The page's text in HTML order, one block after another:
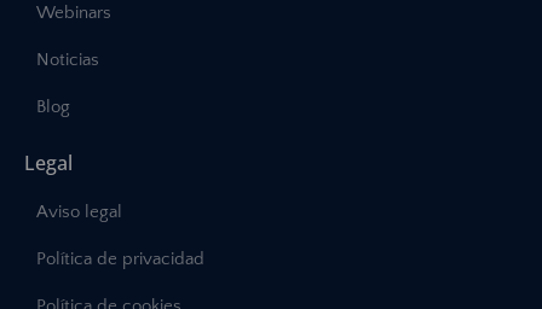
Webinars
Noticias
Blog
Legal
Aviso legal
Política de privacidad